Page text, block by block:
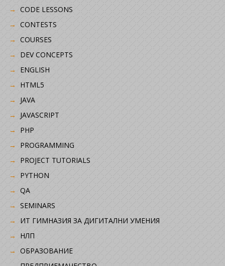
CODE LESSONS
CONTESTS
COURSES
DEV CONCEPTS
ENGLISH
HTML5
JAVA
JAVASCRIPT
PHP
PROGRAMMING
PROJECT TUTORIALS
PYTHON
QA
SEMINARS
ИТ ГИМНАЗИЯ ЗА ДИГИТАЛНИ УМЕНИЯ
НЛП
ОБРАЗОВАНИЕ